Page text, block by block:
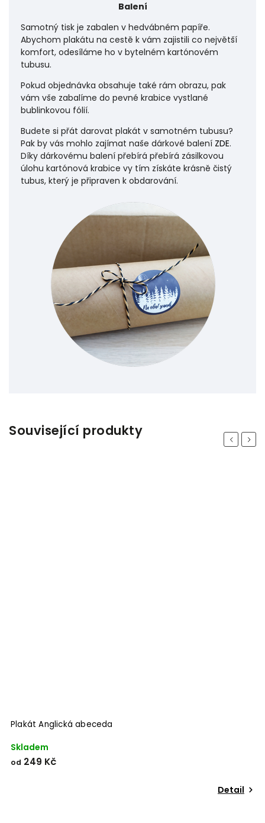
Balení
Samotný tisk je zabalen v hedvábném papíře.
Abychom plakátu na cestě k vám zajistili co největší
komfort, odesíláme ho v bytelném kartónovém
tubusu.
Pokud objednávka obsahuje také rám obrazu, pak
vám vše zabalíme do pevné krabice vystlané
bublinkovou fólií.
Budete si přát darovat plakát v samotném tubusu?
Pak by vás mohlo zajímat naše dárkové balení ZDE.
Díky dárkovému balení přebírá přebírá zásilkovou
úlohu kartónová krabice vy tím získáte krásně čistý
tubus, který je připraven k obdarování.
Související produkty Previous
Plakát Anglická abeceda
Skladem
od 249 Kč
Detail
Next